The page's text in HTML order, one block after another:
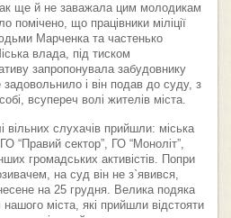
ще й не заважала цим молодикам
помічено, що працівники міліції
Марченка та частенько
влада, під тиском
запропонувала забудовнику
і він подав до суду, з
всупереч волі жителів міста.
вільних слухачів прийшли: міська
“Правий сектор”, ГО “Моноліт”,
громадських активістів. Попри
на суд він не з`явився,
на 25 грудня. Велика подяка
міста, які прийшли відстояти